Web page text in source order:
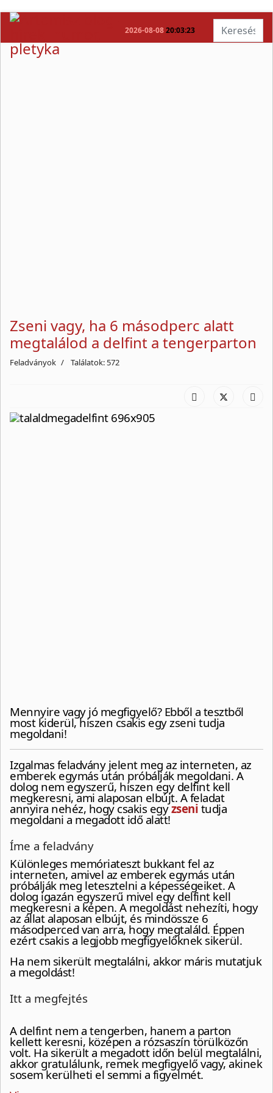
2026-08-08 20:03:24 Keresés...
Zseni vagy, ha 6 másodperc alatt
megtalálod a delfint a tengerparton
Feladványok Találatok: 572
Mennyire vagy jó megfigyelő? Ebből a tesztből
most kiderül, hiszen csakis egy zseni tudja
megoldani!
Izgalmas feladvány jelent meg az interneten, az
emberek egymás után próbálják megoldani. A
dolog nem egyszerű, hiszen egy delfint kell
megkeresni, ami alaposan elbújt. A feladat
annyira nehéz, hogy csakis egyzseni tudja
megoldani a megadott idő alatt!
Íme a feladvány
Különleges memóriateszt bukkant fel az
interneten, amivel az emberek egymás után
próbálják meg letesztelni a képességeiket. A
dolog igazán egyszerű mivel egy delfint kell
megkeresni a képen. A megoldást nehezíti, hogy
az állat alaposan elbújt, és mindössze 6
másodperced van arra, hogy megtaláld. Éppen
ezért csakis a legjobb megfigyelőknek sikerül.
Ha nem sikerült megtalálni, akkor máris mutatjuk
a megoldást!
Itt a megfejtés
A delfint nem a tengerben, hanem a parton
kellett keresni, középen a rózsaszín törülközőn
volt. Ha sikerült a megadott időn belül megtalálni,
akkor gratulálunk, remek megfigyelő vagy, akinek
sosem kerülheti el semmi a figyelmét.